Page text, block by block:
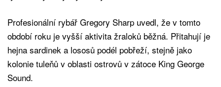
Profesionální rybář Gregory Sharp uvedl, že v tomto
období roku je vyšší aktivita žraloků běžná. Přitahují je
hejna sardinek a lososů podél pobřeží, stejně jako
kolonie tuleňů v oblasti ostrovů v zátoce King George
Sound.